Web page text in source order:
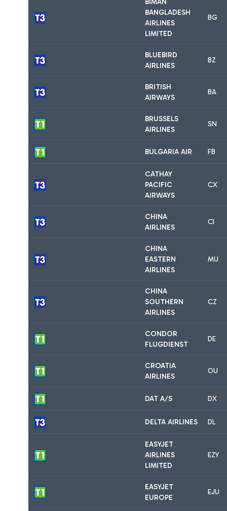
BIMAN
BANGLADESH
AIRLINES
LIMITED
BG
BLUEBIRD
AIRLINES
BZ
BRITISH
AIRWAYS
BA
BRUSSELS
AIRLINES
SN
BULGARIA AIR FB
CATHAY
PACIFIC
AIRWAYS
CX
CHINA
AIRLINES
CI
CHINA
EASTERN
AIRLINES
MU
CHINA
SOUTHERN
AIRLINES
CZ
CONDOR
FLUGDIENST
DE
CROATIA
AIRLINES
OU
DAT A/S DX
DELTA AIRLINES DL
EASYJET
AIRLINES
LIMITED
EZY
EASYJET
EUROPE
EJU